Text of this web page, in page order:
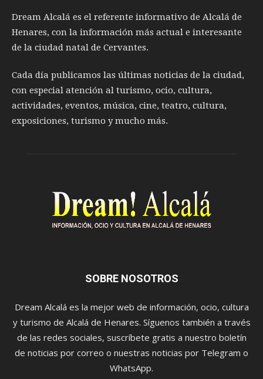
Dream Alcalá es el referente informativo de Alcalá de
Henares, con la información más actual e interesante
de la ciudad natal de Cervantes.
Cada día publicamos las últimas noticias de la ciudad,
con especial atención al turismo, ocio, cultura,
actividades, eventos, música, cine, teatro, cultura,
exposiciones, turismo y mucho más.
SOBRE NOSOTROS
Dream Alcalá es la mejor web de información, ocio, cultura
y turismo de Alcalá de Henares. Síguenos también a través
de las redes sociales, suscríbete gratis a nuestro boletín
de noticias por correo o nuestras noticias por Telegram o
WhatsApp.